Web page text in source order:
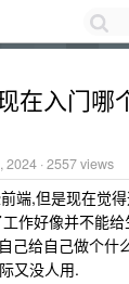
在入门哪
2024 · 2557 views
端,但是现在觉
作好像并不能
己给自己做个什
又没人用.